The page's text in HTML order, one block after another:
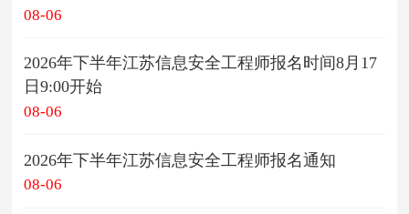
08-06
2026年下半年江苏信息安全工程师报名时间8月17
日9:00开始
08-06
2026年下半年江苏信息安全工程师报名通知
08-06